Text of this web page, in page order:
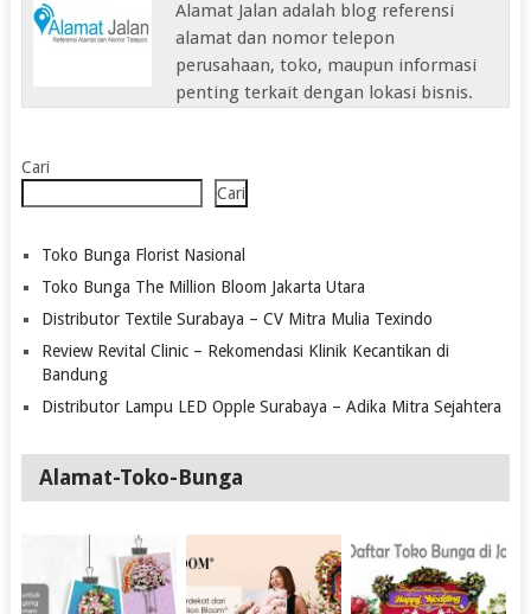
Alamat Jalan adalah blog referensi
alamat dan nomor telepon
perusahaan, toko, maupun informasi
penting terkait dengan lokasi bisnis.
Cari
Cari
Toko Bunga Florist Nasional
Toko Bunga The Million Bloom Jakarta Utara
Distributor Textile Surabaya – CV Mitra Mulia Texindo
Review Revital Clinic – Rekomendasi Klinik Kecantikan di
Bandung
Distributor Lampu LED Opple Surabaya – Adika Mitra Sejahtera
Alamat-Toko-Bunga